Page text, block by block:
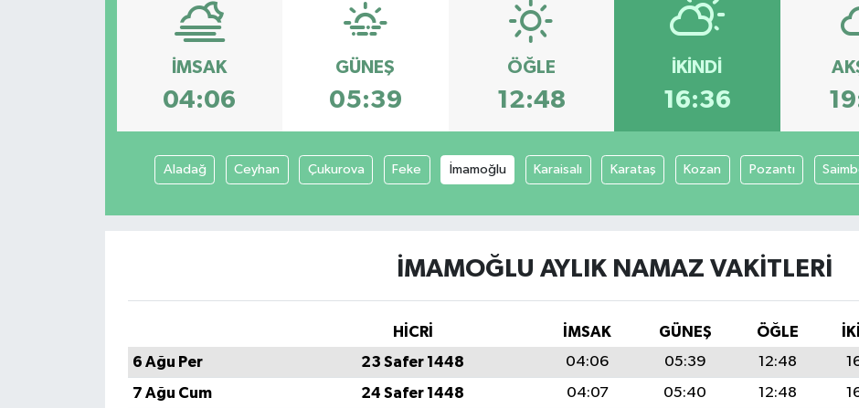
İMSAK
04:06
GÜNEŞ
05:39
ÖĞLE
12:48
İKINDI
16:36
Aladağ Ceyhan Çukurova Feke İmamoğlu Karaisalı Karataş Kozan Pozantı
İMAMOĞLU AYLIK NAMAZ VAKITLERI
HİCRİ İMSAK GÜNEŞ ÖĞLE
6 Ağu Per
23 Safer 1448 04:06 05:39 12:48
7 Ağu Cum
24 Safer 1448 04:07 05:40 12:48
Okul Gazetesi